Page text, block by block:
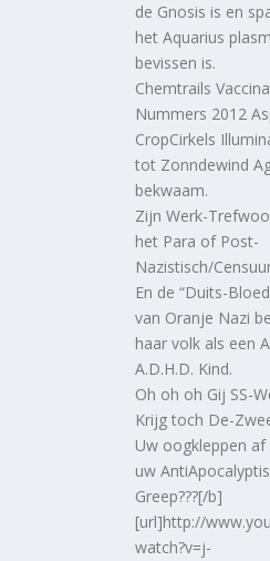
de Gnosis is en
het Aquarius
bevissen is.
Chemtrails
Nummers 2012
CropCirkels
tot Zonndewind
bekwaam.
Zijn Werk-
het Para of Post-
Nazistisch/
En de “Duits-
van Oranje Nazi
haar volk als een
A.D.H.D. Kind.
Oh oh oh Gij SS-
Krijg toch De-
Uw oogkleppen
uw
Greep???[/b]
[url]http://
watch?v=j-